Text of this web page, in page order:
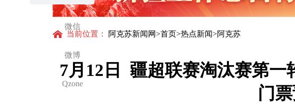
微信
微博
Qzone
当前位置： 阿克苏新闻网>首页>热点新闻>阿克苏
7月12日 疆超联赛淘汰赛第
门